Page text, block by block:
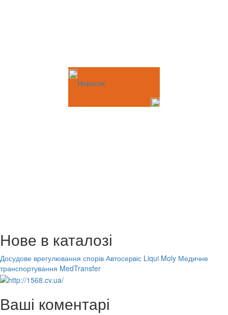
Новости
Нове в каталозі
Досудове врегулювання спорів Автосервіс Liqui Moly Медичне
транспортування MedTransfer
Ваші коментарі